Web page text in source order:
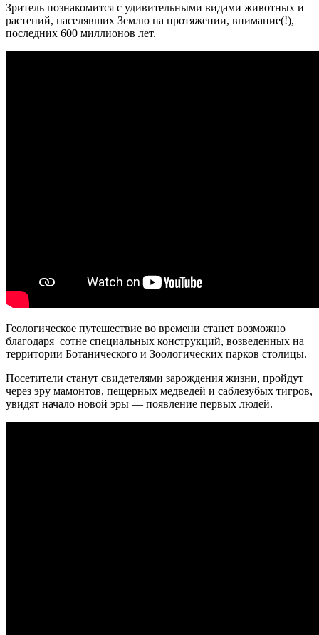
Зритель познакомится с удивительными видами животных и
растений, населявших Землю на протяжении, внимание(!),
последних 600 миллионов лет.
Геологическое путешествие во времени станет возможно
благодаря сотне специальных конструкций, возведенных на
территории Ботанического и Зоологических парков столицы.
Посетители станут свидетелями зарождения жизни, пройдут
через эру мамонтов, пещерных медведей и саблезубых тигров,
увидят начало новой эры — появление первых людей.